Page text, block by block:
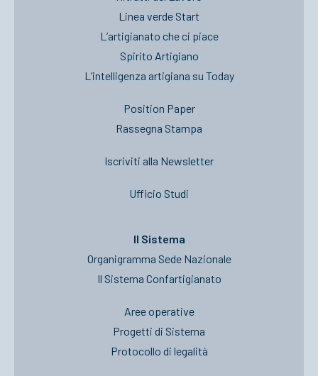
Linea verde Start
L’artigianato che ci piace
Spirito Artigiano
L’intelligenza artigiana su Today
Position Paper
Rassegna Stampa
Iscriviti alla Newsletter
Ufficio Studi
Il Sistema
Organigramma Sede Nazionale
Il Sistema Confartigianato
Aree operative
Progetti di Sistema
Protocollo di legalità